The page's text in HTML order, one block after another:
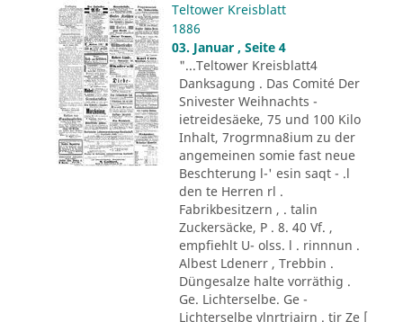
Teltower Kreisblatt
1886
03. Januar , Seite 4
"...Teltower Kreisblatt4
Danksagung . Das Comité Der
Snivester Weihnachts -
ietreidesäeke, 75 und 100 Kilo
Inhalt, 7rogrmna8ium zu der
angemeinen somie fast neue
Beschterung l-' esin saqt - .l
den te Herren rl .
Fabrikbesitzern , . talin
Zuckersäcke, P . 8. 40 Vf. ,
empfiehlt U- olss. l . rinnnun .
Albest Ldenerr , Trebbin .
Düngesalze halte vorräthig .
Ge. Lichterselbe. Ge -
Lichterselbe vlnrtriairn . tir Ze [